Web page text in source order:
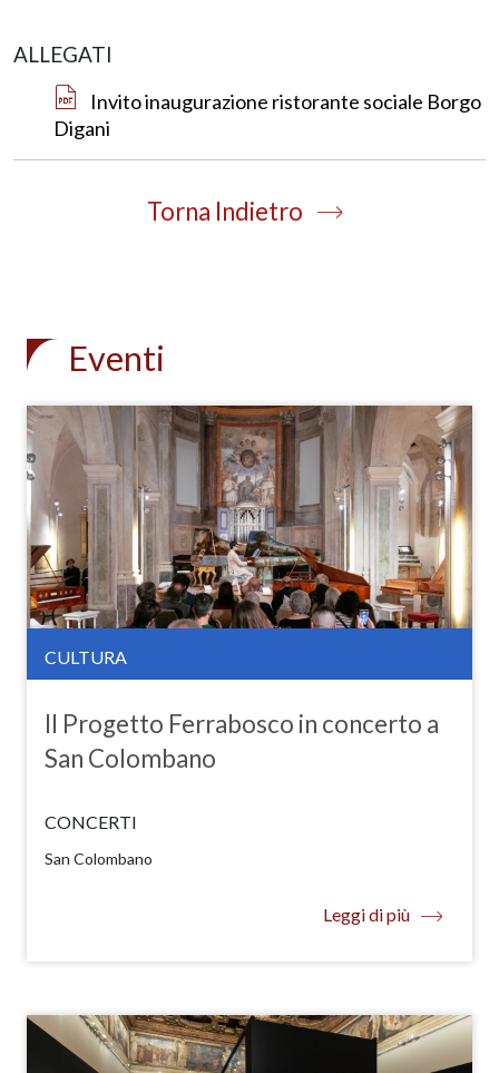
ALLEGATI
Invito inaugurazione ristorante sociale Borgo
Digani
Torna Indietro
Eventi
CULTURA
Il Progetto Ferrabosco in concerto a
San Colombano
CONCERTI
San Colombano
Leggi di più